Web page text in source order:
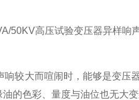
高压试验变压器异样响声
大而喧闹时，能够是变压器
油的色彩、量度与油位也无大